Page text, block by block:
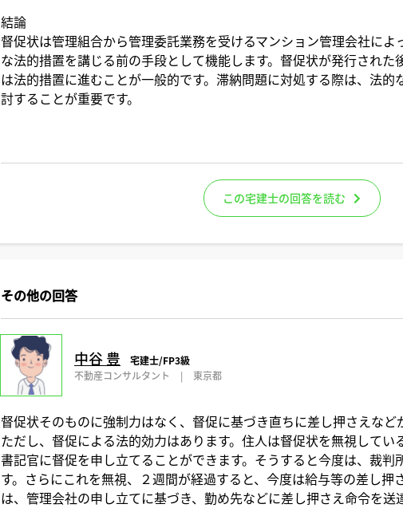
結論
督促状は管理組合から管理委託業務を受けるマンション管理会社によ
な法的措置を講じる前の手段として機能します。督促状が発行され
は法的措置に進むことが一般的です。滞納問題に対処する際は、法
討することが重要です。
この宅建士の回答を読む
その他の回答
中谷 豊
宅建士/FP3級
不動産コンサルタント
| 東京都
督促状そのものに強制力はなく、督促に基づき直ちに差し押さえなど
ただし、督促による法的効力はあります。住人は督促状を無視してい
書記官に督促を申し立てることができます。そうすると今度は、裁判
す。さらにこれを無視、２週間が経過すると、今度は給与等の差し押
は、管理会社の申し立てに基づき、勤め先などに差し押さえ命令を送